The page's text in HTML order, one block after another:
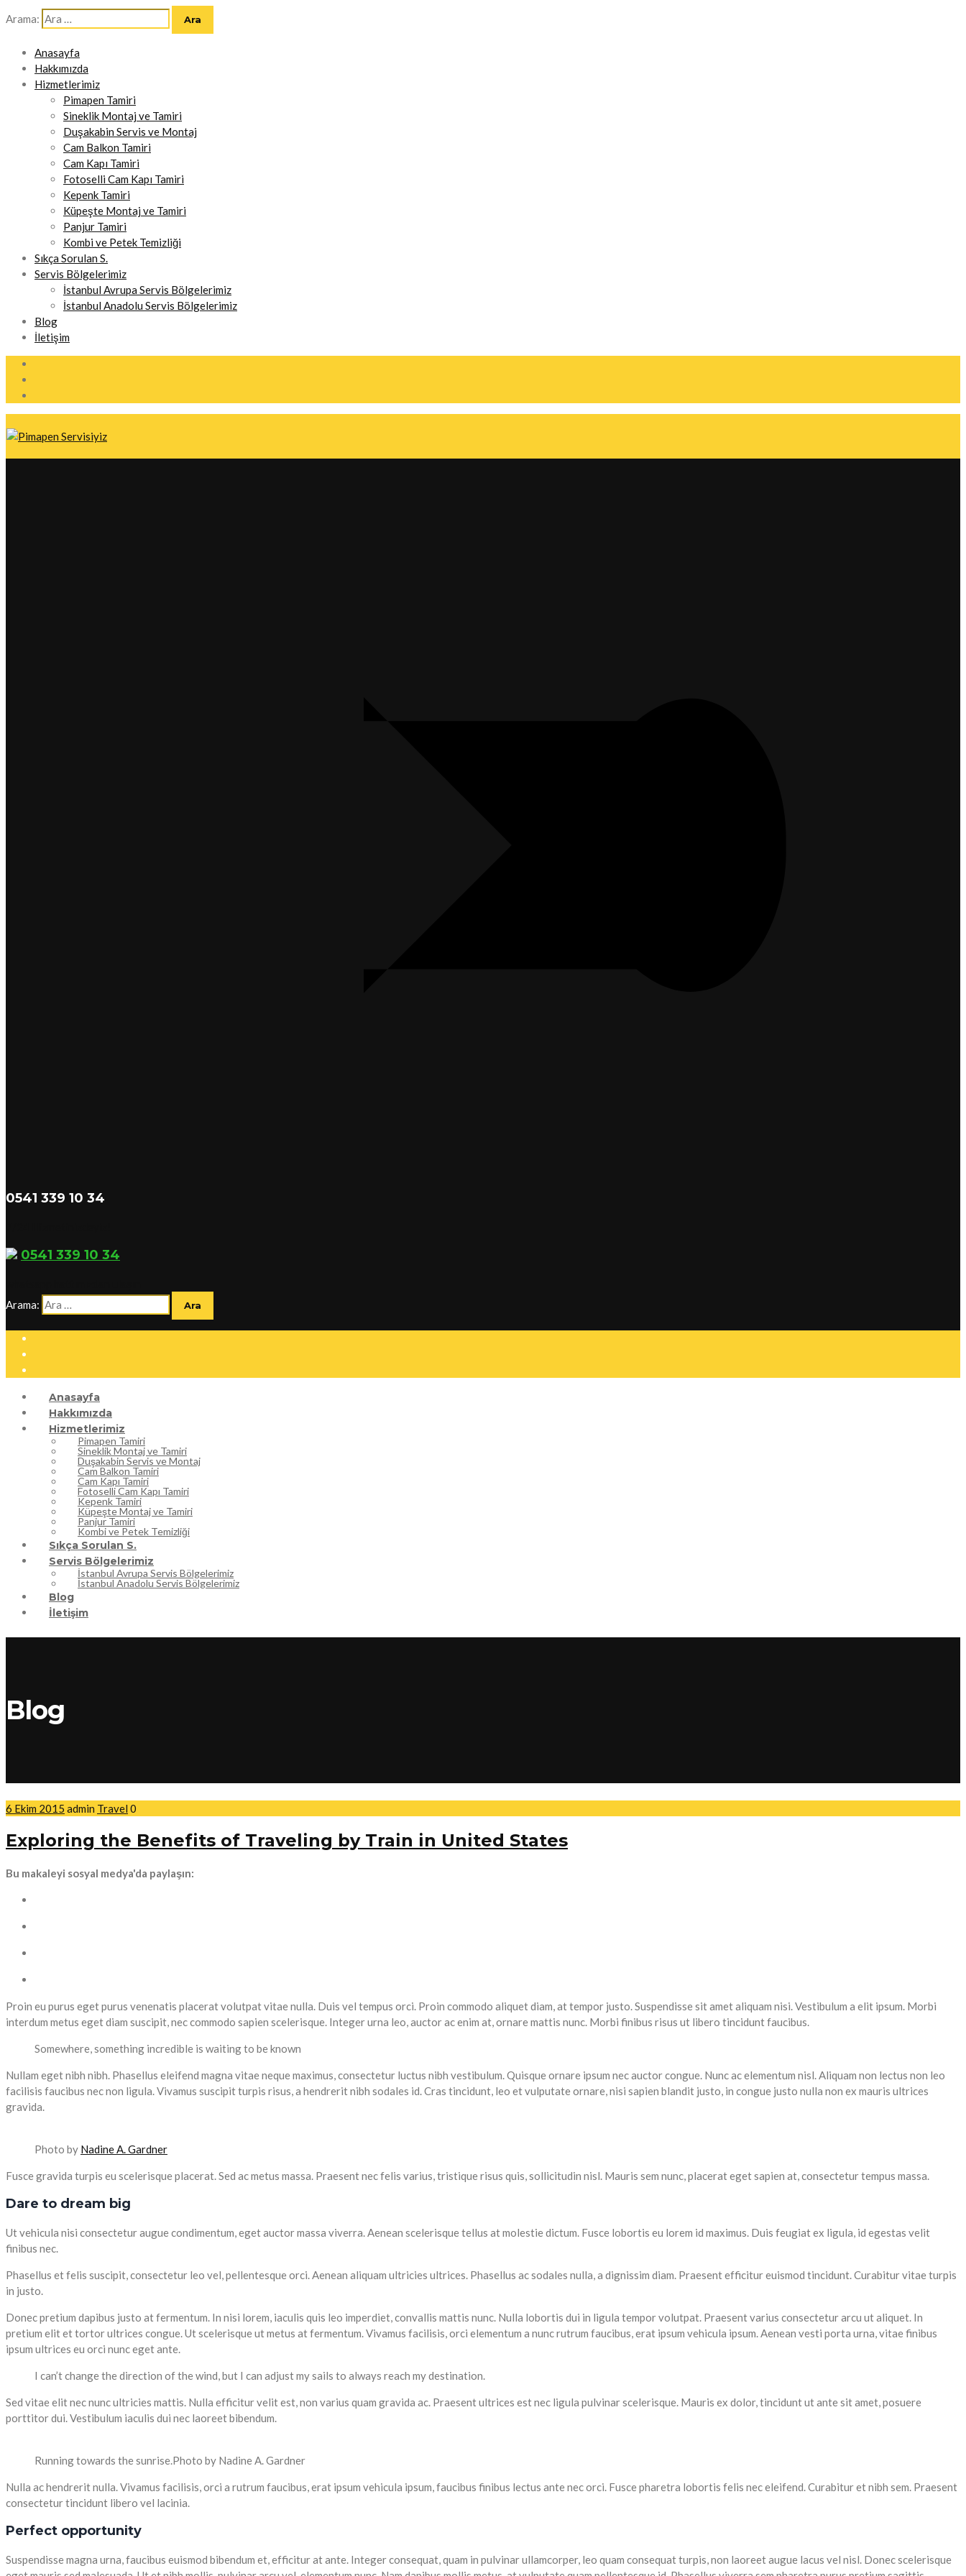
Arama:
Anasayfa
Hakkımızda
Hizmetlerimiz
Pimapen Tamiri
Sineklik Montaj ve Tamiri
Duşakabin Servis ve Montaj
Cam Balkon Tamiri
Cam Kapı Tamiri
Fotoselli Cam Kapı Tamiri
Kepenk Tamiri
Küpeşte Montaj ve Tamiri
Panjur Tamiri
Kombi ve Petek Temizliği
Sıkça Sorulan S.
Servis Bölgelerimiz
İstanbul Avrupa Servis Bölgelerimiz
İstanbul Anadolu Servis Bölgelerimiz
Blog
İletişim
0541 339 10 34
0541 339 10 34
Arama:
Anasayfa
Hakkımızda
Hizmetlerimiz
Pimapen Tamiri
Sineklik Montaj ve Tamiri
Duşakabin Servis ve Montaj
Cam Balkon Tamiri
Cam Kapı Tamiri
Fotoselli Cam Kapı Tamiri
Kepenk Tamiri
Küpeşte Montaj ve Tamiri
Panjur Tamiri
Kombi ve Petek Temizliği
Sıkça Sorulan S.
Servis Bölgelerimiz
İstanbul Avrupa Servis Bölgelerimiz
İstanbul Anadolu Servis Bölgelerimiz
Blog
İletişim
Blog
6 Ekim 2015 admin Travel 0
Exploring the Benefits of Traveling by Train in United States
Bu makaleyi sosyal medya'da paylaşın:
Proin eu purus eget purus venenatis placerat volutpat vitae nulla. Duis vel tempus orci. Proin commodo aliquet diam, at tempor justo. Suspendisse sit amet aliquam nisi. Vestibulum a elit ipsum. Morbi
interdum metus eget diam suscipit, nec commodo sapien scelerisque. Integer urna leo, auctor ac enim at, ornare mattis nunc. Morbi finibus risus ut libero tincidunt faucibus.
Somewhere, something incredible is waiting to be known
Nullam eget nibh nibh. Phasellus eleifend magna vitae neque maximus, consectetur luctus nibh vestibulum. Quisque ornare ipsum nec auctor congue. Nunc ac elementum nisl. Aliquam non lectus non leo
facilisis faucibus nec non ligula. Vivamus suscipit turpis risus, a hendrerit nibh sodales id. Cras tincidunt, leo et vulputate ornare, nisi sapien blandit justo, in congue justo nulla non ex mauris ultrices
gravida.
Photo by Nadine A. Gardner
Fusce gravida turpis eu scelerisque placerat. Sed ac metus massa. Praesent nec felis varius, tristique risus quis, sollicitudin nisl. Mauris sem nunc, placerat eget sapien at, consectetur tempus massa.
Dare to dream big
Ut vehicula nisi consectetur augue condimentum, eget auctor massa viverra. Aenean scelerisque tellus at molestie dictum. Fusce lobortis eu lorem id maximus. Duis feugiat ex ligula, id egestas velit
finibus nec.
Phasellus et felis suscipit, consectetur leo vel, pellentesque orci. Aenean aliquam ultricies ultrices. Phasellus ac sodales nulla, a dignissim diam. Praesent efficitur euismod tincidunt. Curabitur vitae turpis
in justo.
Donec pretium dapibus justo at fermentum. In nisi lorem, iaculis quis leo imperdiet, convallis mattis nunc. Nulla lobortis dui in ligula tempor volutpat. Praesent varius consectetur arcu ut aliquet. In
pretium elit et tortor ultrices congue. Ut scelerisque ut metus at fermentum. Vivamus facilisis, orci elementum a nunc rutrum faucibus, erat ipsum vehicula ipsum. Aenean vesti porta urna, vitae finibus
ipsum ultrices eu orci nunc eget ante.
I can’t change the direction of the wind, but I can adjust my sails to always reach my destination.
Sed vitae elit nec nunc ultricies mattis. Nulla efficitur velit est, non varius quam gravida ac. Praesent ultrices est nec ligula pulvinar scelerisque. Mauris ex dolor, tincidunt ut ante sit amet, posuere
porttitor dui. Vestibulum iaculis dui nec laoreet bibendum.
Running towards the sunrise.Photo by Nadine A. Gardner
Nulla ac hendrerit nulla. Vivamus facilisis, orci a rutrum faucibus, erat ipsum vehicula ipsum, faucibus finibus lectus ante nec orci. Fusce pharetra lobortis felis nec eleifend. Curabitur et nibh sem. Praesent
consectetur tincidunt libero vel lacinia.
Perfect opportunity
Suspendisse magna urna, faucibus euismod bibendum et, efficitur at ante. Integer consequat, quam in pulvinar ullamcorper, leo quam consequat turpis, non laoreet augue lacus vel nisl. Donec scelerisque